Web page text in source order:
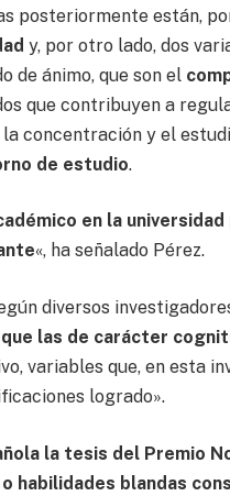
posteriormente están,
y, por otro lado, dos
de ánimo, que son el
que contribuyen a
concentración y el
de estudio.
en la
«, ha señalado Pérez.
diversos
las de carácter
variables que, en esta
logrado».
la tesis del Premio
habilidades blandas